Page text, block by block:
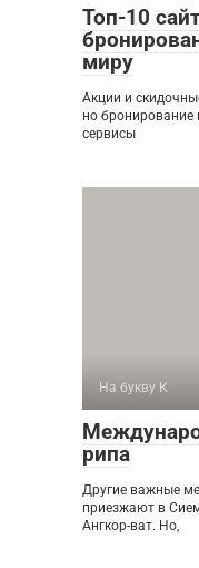
Топ-10
миру
Акции и
но бронирование
сервисы
На букву К
рипа
Другие важные
приезжают в
Ангкор-ват. Но,